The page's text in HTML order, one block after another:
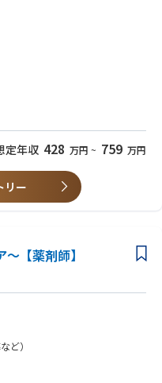
分離申請されていますので、調
でアクセスがしやすいエリアで
ため、ストレスなくお仕事が可
定年収 428 万円 ~ 759 万円
リー
【薬剤師】
ど）